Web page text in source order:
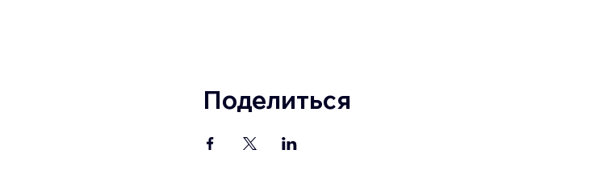
Поделиться